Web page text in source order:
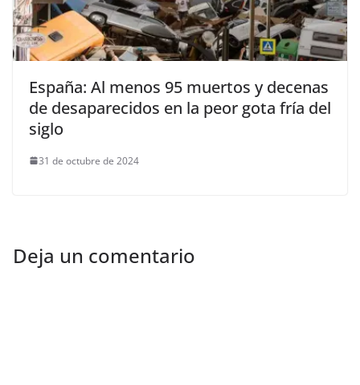
España: Al menos 95 muertos y decenas
de desaparecidos en la peor gota fría del
siglo
31 de octubre de 2024
Deja un comentario